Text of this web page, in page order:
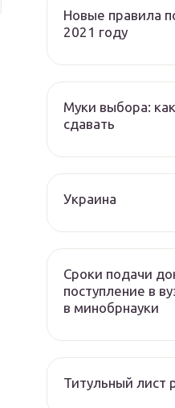
Новые правила
2021 году
Муки выбора:
сдавать
Украина
Сроки подачи
поступление в
в минобрнауки
Титульный лист